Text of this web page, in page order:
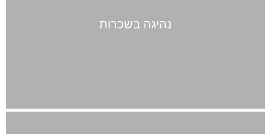
נהיגה בשכרות